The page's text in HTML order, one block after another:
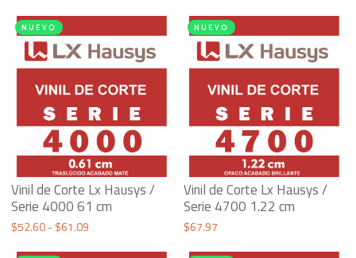
NUEVO
Vinil de Corte Lx Hausys /
Serie 4000 61 cm
$52.60-$61.09
de
NUEVO
Vinil de Corte Lx Hausys /
Serie 4700 1.22 cm
$67.97